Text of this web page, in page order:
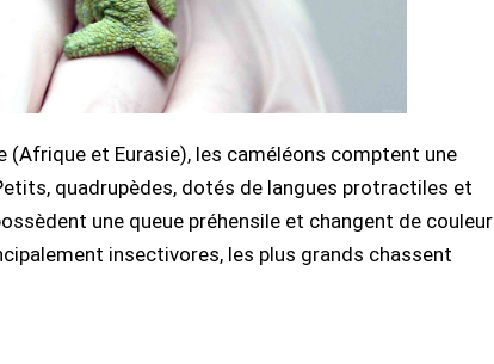
(Afrique et Eurasie), les caméléons comptent une
quadrupèdes, dotés de langues protractiles et
une queue préhensile et changent de couleur
insectivores, les plus grands chassent